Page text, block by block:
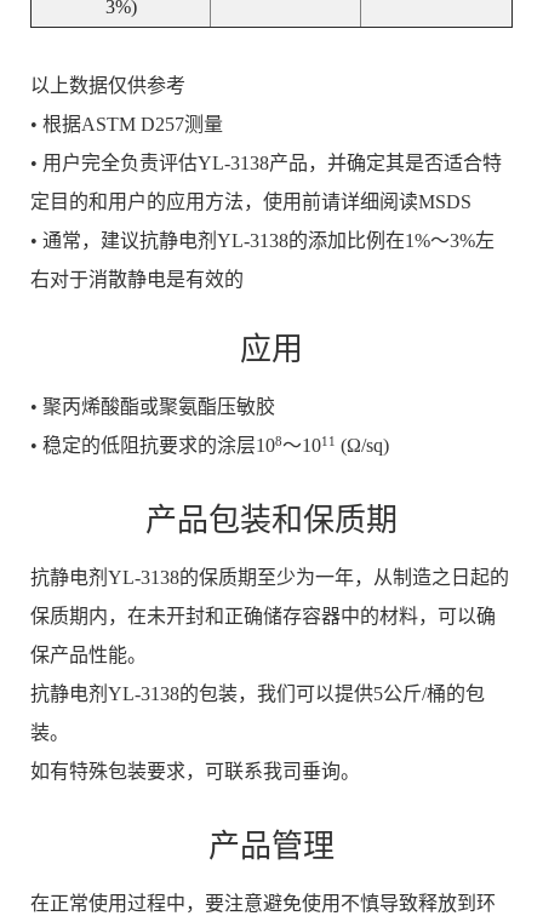
3%)
以上数据仅供参考
• 根据ASTM D257测量
• 用户完全负责评估YL-3138产品，并确定其是否适合特
定目的和用户的应用方法，使用前请详细阅读MSDS
• 通常，建议抗静电剂YL-3138的添加比例在1%～3%左
右对于消散静电是有效的
应用
• 聚丙烯酸酯或聚氨酯压敏胶
• 稳定的低阻抗要求的涂层108～1011 (Ω/sq)
产品包装和保质期
抗静电剂YL-3138的保质期至少为一年，从制造之日起的
保质期内，在未开封和正确储存容器中的材料，可以确
保产品性能。
抗静电剂YL-3138的包装，我们可以提供5公斤/桶的包
装。
如有特殊包装要求，可联系我司垂询。
产品管理
在正常使用过程中，要注意避免使用不慎导致释放到环